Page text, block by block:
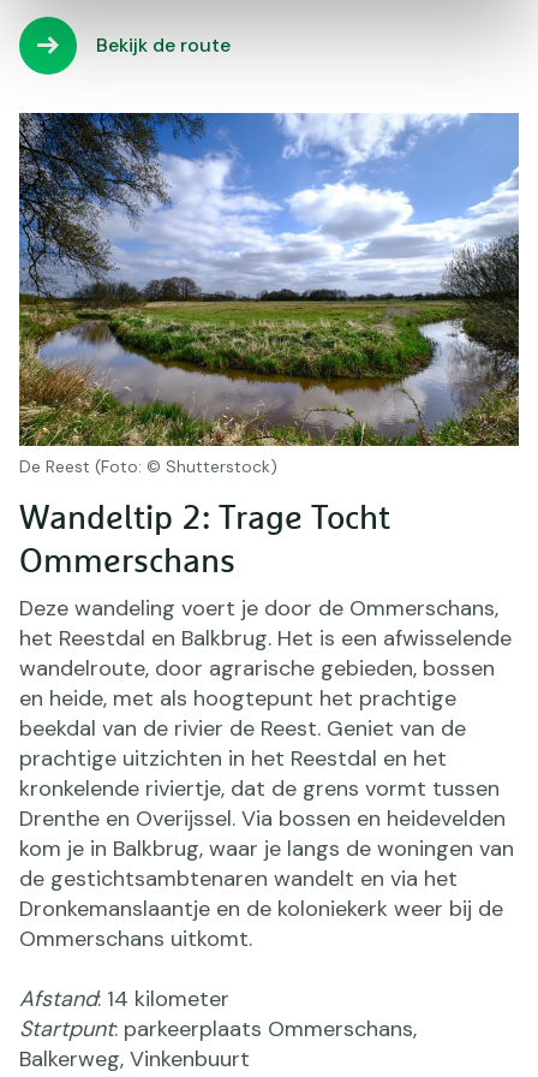
Bekijk de route
De Reest (Foto: © Shutterstock)
Wandeltip 2: Trage Tocht
Ommerschans
Deze wandeling voert je door de Ommerschans,
het Reestdal en Balkbrug. Het is een afwisselende
wandelroute, door agrarische gebieden, bossen
en heide, met als hoogtepunt het prachtige
beekdal van de rivier de Reest. Geniet van de
prachtige uitzichten in het Reestdal en het
kronkelende riviertje, dat de grens vormt tussen
Drenthe en Overijssel. Via bossen en heidevelden
kom je in Balkbrug, waar je langs de woningen van
de gestichtsambtenaren wandelt en via het
Dronkemanslaantje en de koloniekerk weer bij de
Ommerschans uitkomt.
Afstand: 14 kilometer
Startpunt: parkeerplaats Ommerschans,
Balkerweg, Vinkenbuurt